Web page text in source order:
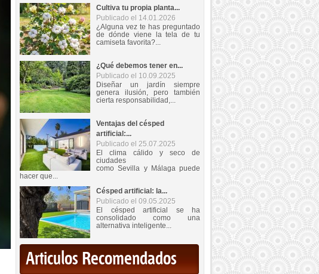
Cultiva tu propia planta...
Publicado el 14.01.2026
¿Alguna vez te has preguntado
de dónde viene la tela de tu
camiseta favorita?...
¿Qué debemos tener en...
Publicado el 10.09.2025
Diseñar un jardín siempre
genera ilusión, pero también
cierta responsabilidad,...
Ventajas del césped
artificial:...
Publicado el 25.07.2025
El clima cálido y seco de
ciudades
como Sevilla y Málaga puede
hacer que...
Césped artificial: la...
Publicado el 09.05.2025
El césped artificial se ha
consolidado como una
alternativa inteligente...
Articulos Recomendados